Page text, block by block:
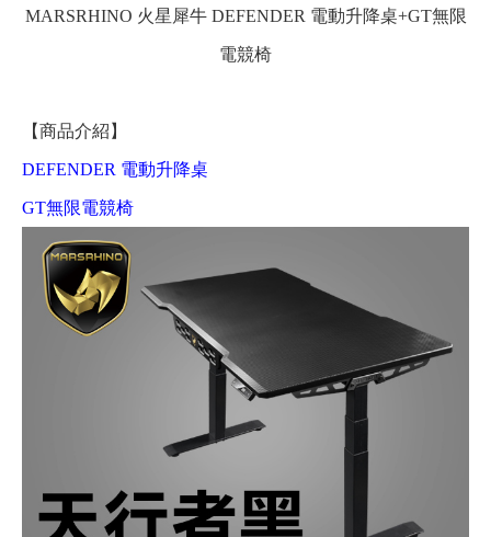
MARSRHINO 火星犀牛 DEFENDER 電動升降桌+GT無限
電競椅
【商品介紹】
DEFENDER 電動升降桌
GT無限電競椅